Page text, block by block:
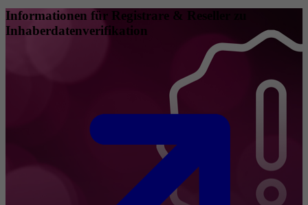
Informationen für Registrare & Reseller zu
Inhaberdatenverifikation